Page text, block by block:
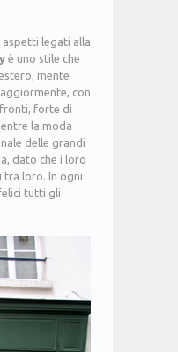
legati alla
è uno stile che
mente
con
forte di
la moda
delle grandi
dato che i loro
tra loro. In ogni
tutti gli